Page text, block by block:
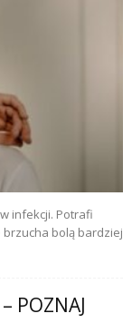
infekcji. Potrafi
brzucha bolą bardziej
POZNAJ